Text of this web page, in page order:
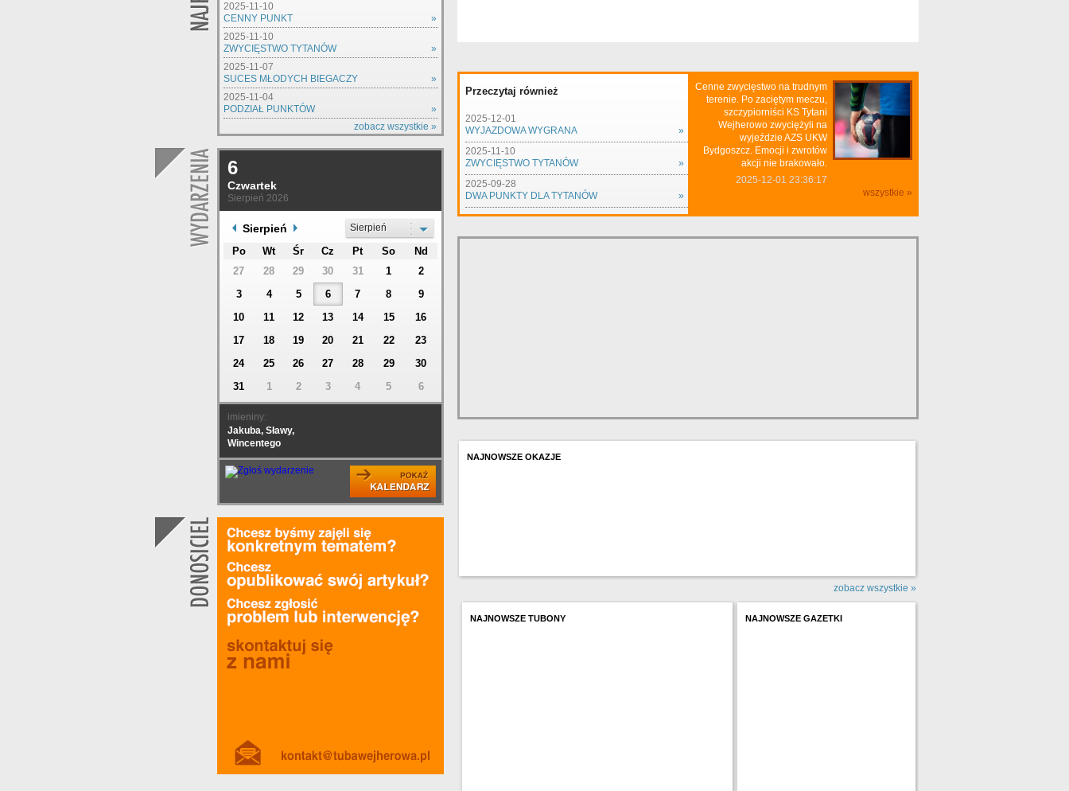
2025-11-10
CENNY PUNKT
»
2025-11-10
ZWYCIĘSTWO TYTANÓW
»
2025-11-07
SUCES MŁODYCH BIEGACZY
»
2025-11-04
PODZIAŁ PUNKTÓW
»
zobacz wszystkie »
6
Czwartek
Sierpień 2026
Sierpień Sierpień
Po Wt Śr Cz Pt So
Nd
27
28 29 30 31 1
2
3
4 5 6 7 8
9
10
11 12 13 14 15
16
17
18 19 20 21 22
23
24
25 26 27 28 29
30
31
1 2 3 4 5 6
imieniny:
Jakuba, Sławy,
Wincentego
Przeczytaj również
2025-12-01
WYJAZDOWA WYGRANA
»
2025-11-10
ZWYCIĘSTWO TYTANÓW
»
2025-09-28
DWA PUNKTY DLA TYTANÓW
»
Cenne zwycięstwo na trudnym
terenie. Po zaciętym meczu,
szczypiorniści KS Tytani
Wejherowo zwyciężyli na
wyjeździe AZS UKW
Bydgoszcz. Emocji i zwrotów
akcji nie brakowało.
2025-12-01 23:36:17
wszystkie »
NAJNOWSZE OKAZJE
zobacz wszystkie »
NAJNOWSZE TUBONY NAJNOWSZE GAZETKI